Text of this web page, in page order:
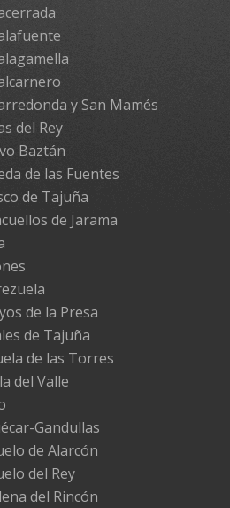
y San Mamés
del Rey
Baztán
de las Fuentes
de Tajuña
de Jarama
de la Presa
de Tajuña
de las Torres
del Valle
Gandullas
de Alarcón
del Rey
del Rincón